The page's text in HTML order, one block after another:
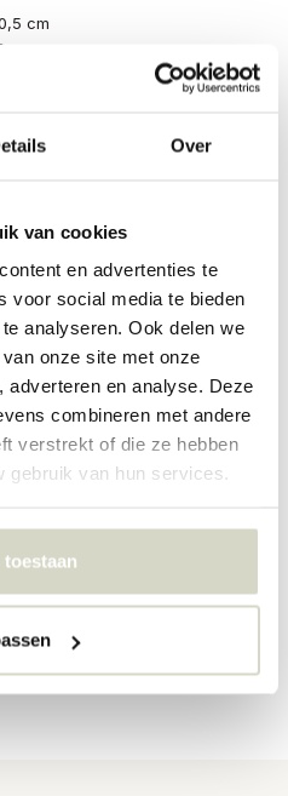
Over
van cookies
en advertenties te
voor social media te bieden
analyseren. Ook delen we
onze site met onze
adverteren en analyse. Deze
combineren met andere
verstrekt of die ze hebben
gebruik van hun services.
toestaan
cm
og diffus belysning. Kvaliteten
med hårfeste og lakkert finish.
Trykk for å dempe. USB-C til
stå ute, oppbevar den alltid
5744171737
5714693008148
about this product..